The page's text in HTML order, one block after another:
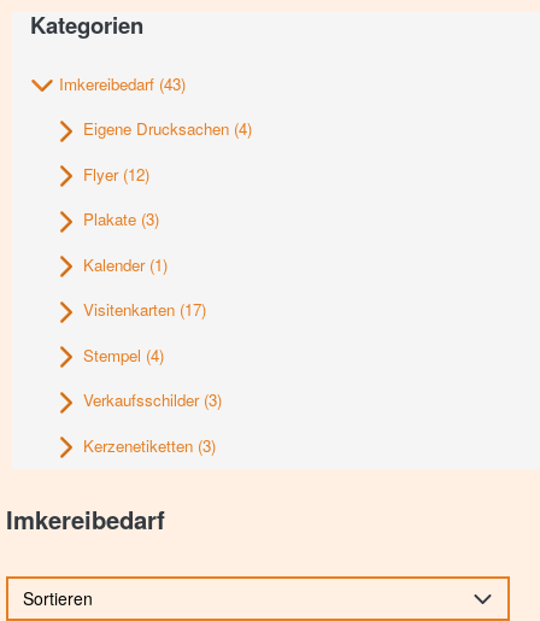
Kategorien
Imkereibedarf (43)
Eigene Drucksachen (4)
Flyer (12)
Plakate (3)
Kalender (1)
Visitenkarten (17)
Stempel (4)
Verkaufsschilder (3)
Kerzenetiketten (3)
Imkereibedarf
Sortieren